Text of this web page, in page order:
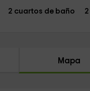
2 cuartos de baño
Mapa